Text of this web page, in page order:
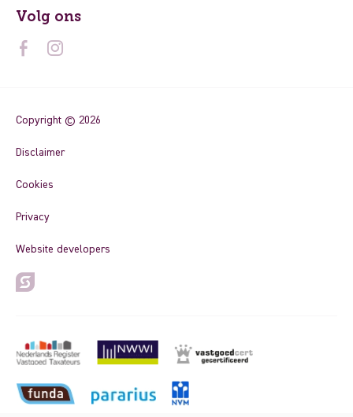
Volg ons
Copyright © 2026
Disclaimer
Cookies
Privacy
Website developers